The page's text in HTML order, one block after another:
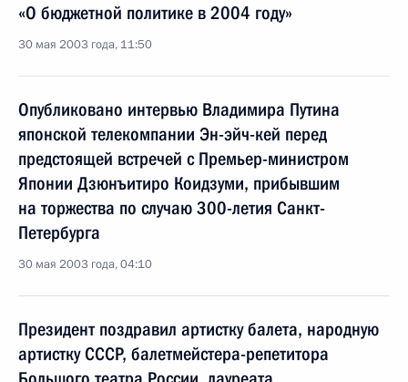
«О бюджетной политике в 2004 году»
30 мая 2003 года, 11:50
Опубликовано интервью Владимира Путина
японской телекомпании Эн-эйч-кей перед
предстоящей встречей с Премьер-министром
Японии Дзюнъитиро Коидзуми, прибывшим
на торжества по случаю 300-летия Санкт-
Петербурга
30 мая 2003 года, 04:10
Президент поздравил артистку балета, народную
артистку СССР, балетмейстера-репетитора